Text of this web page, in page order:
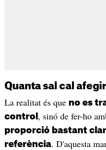
Quanta sal cal
La realitat és que no es
control , sinó de fer-ho
proporció bastant
referència. D'aquesta